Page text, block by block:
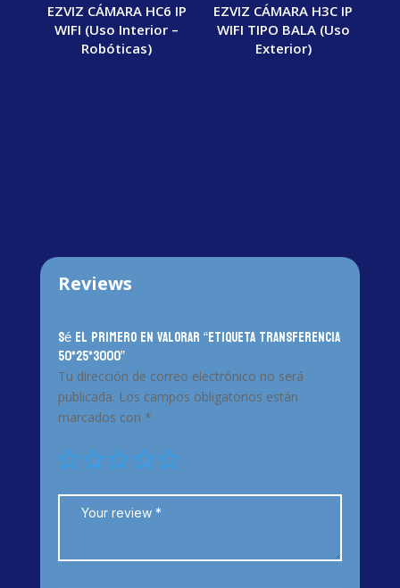
EZVIZ CÁMARA HC6 IP
WIFI (Uso Interior –
Robóticas)
EZVIZ CÁMARA H3C IP
WIFI TIPO BALA (Uso
Exterior)
Reviews
Sé el primero en valorar “ETIQUETA TRANSFERENCIA
50*25*3000”
Tu dirección de correo electrónico no será
publicada. Los campos obligatorios están
marcados con *